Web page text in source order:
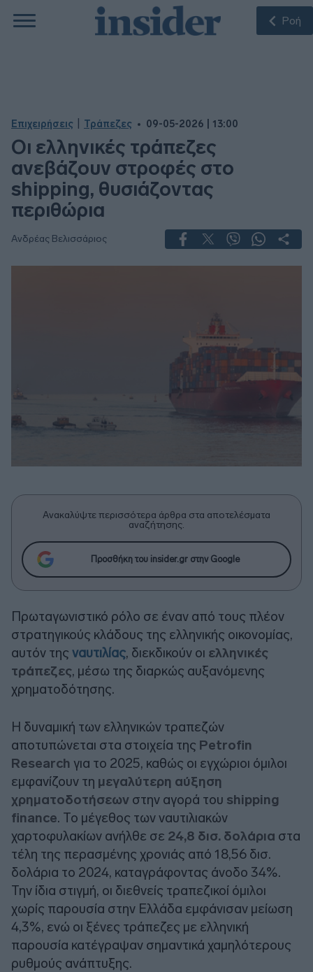
Ροή
Επιχειρήσεις Τράπεζες 09-05-2026 | 13:00
Οι ελληνικές τράπεζες
ανεβάζουν στροφές στο
shipping, θυσιάζοντας
περιθώρια
Ανδρέας Βελισσάριος
Ανακαλύψτε περισσότερα άρθρα στα αποτελέσματα
αναζήτησης.
Προσθήκη του insider.gr στην Google
Πρωταγωνιστικό ρόλο σε έναν από τους πλέον
στρατηγικούς κλάδους της ελληνικής οικονομίας,
αυτόν της ναυτιλίας, διεκδικούν οι ελληνικές
τράπεζες, μέσω της διαρκώς αυξανόμενης
χρηματοδότησης.
Η δυναμική των ελληνικών τραπεζών
αποτυπώνεται στα στοιχεία της Petrofin
Research για το 2025, καθώς οι εγχώριοι όμιλοι
εμφανίζουν τη μεγαλύτερη αύξηση
χρηματοδοτήσεων στην αγορά του shipping
finance. Το μέγεθος των ναυτιλιακών
χαρτοφυλακίων ανήλθε σε 24,8 δισ. δολάρια στα
τέλη της περασμένης χρονιάς από 18,56 δισ.
δολάρια το 2024, καταγράφοντας άνοδο 34%.
Την ίδια στιγμή, οι διεθνείς τραπεζικοί όμιλοι
χωρίς παρουσία στην Ελλάδα εμφάνισαν μείωση
4,3%, ενώ οι ξένες τράπεζες με ελληνική
παρουσία κατέγραψαν σημαντικά χαμηλότερους
ρυθμούς ανάπτυξης.